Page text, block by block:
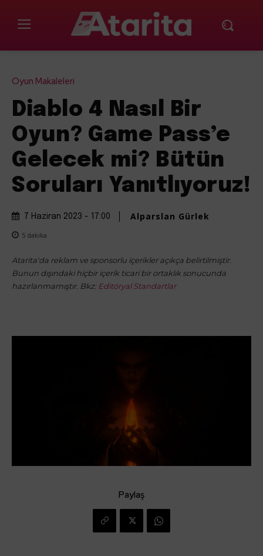
Oyun Makaleleri
Diablo 4 Nasıl Bir
Oyun? Game Pass’e
Gelecek mi? Bütün
Soruları Yanıtlıyoruz!
7 Haziran 2023 - 17:00 Alparslan Gürlek
5 dakika
Atarita'da reklam ve sponsorlu içerikler açıkça belirtilmiştir.
Bunun dışındaki hiçbir içerik ticari bir ortaklık sonucunda
hazırlanmamıştır. Bkz: Editöryal Standartlar
Paylaş